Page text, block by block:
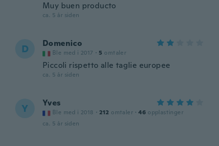
Muy buen producto
ca. 5 år siden
D Domenico
Ble med i 2017 · 5 omtaler
Piccoli rispetto alle taglie europee
ca. 5 år siden
Y Yves
Ble med i 2018 · 212 omtaler · 46 opplastinger
ca. 5 år siden